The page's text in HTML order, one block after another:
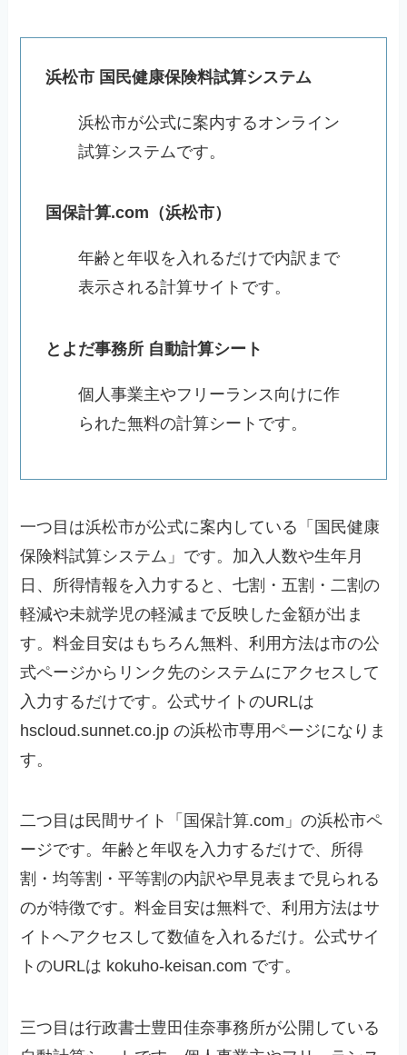
浜松市 国民健康保険料試算システム
浜松市が公式に案内するオンライン
試算システムです。
国保計算.com（浜松市）
年齢と年収を入れるだけで内訳まで
表示される計算サイトです。
とよだ事務所 自動計算シート
個人事業主やフリーランス向けに作
られた無料の計算シートです。
一つ目は浜松市が公式に案内している「国民健康
保険料試算システム」です。加入人数や生年月
日、所得情報を入力すると、七割・五割・二割の
軽減や未就学児の軽減まで反映した金額が出ま
す。料金目安はもちろん無料、利用方法は市の公
式ページからリンク先のシステムにアクセスして
入力するだけです。公式サイトのURLは
hscloud.sunnet.co.jp の浜松市専用ページになりま
す。
二つ目は民間サイト「国保計算.com」の浜松市ペ
ージです。年齢と年収を入力するだけで、所得
割・均等割・平等割の内訳や早見表まで見られる
のが特徴です。料金目安は無料で、利用方法はサ
イトへアクセスして数値を入れるだけ。公式サイ
トのURLは kokuho-keisan.com です。
三つ目は行政書士豊田佳奈事務所が公開している